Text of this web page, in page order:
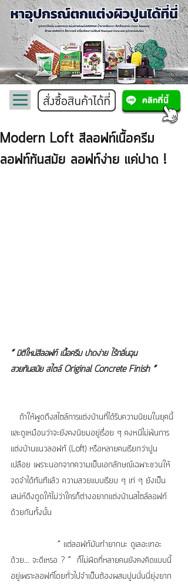
Modern Loft สีลอฟท์เนื้อครีม
ลอฟท์ทันสมัย ลอฟท์ง่าย แค่ปาด !
“ มิติใหม่สีลอฟท์ เนื้อครีม ปาดง่าย ไร้กลิ่นฉุน
สวยทันสมัย สไตล์ Original Concrete Finish ”
และดูเหมือนว่าจะยังคงนิยมอยู่เรื่อย ๆ คงหนีไม่พ้นการ
แต่งบ้านแนวลอฟท์ (Loft) หรือหลายคนเรียกว่าปูน
เปลือย เพราะนอกจากความเป็นเอกลักษณ์เฉพาะชวนให้
จดจำได้ทันทีแล้ว ความสวยแบบเรียบ ๆ เท่ ๆ ยังเป็น
เสน่ห์ดึงดูดให้ไม่ว่าใครก็ต่างอยากแต่งบ้านสไตล์ลอฟท์
ด้วยกันทั้งนั้น
ด้วย... จะดีเหรอ ? ”  ก็ไม่ผิดที่หลายคนยังคงคิดแบบนี้
อยู่เพราะลอฟท์โดยทั่วไปจำเป็นต้องผสมปูนนั่นนี่ยุ่งยาก